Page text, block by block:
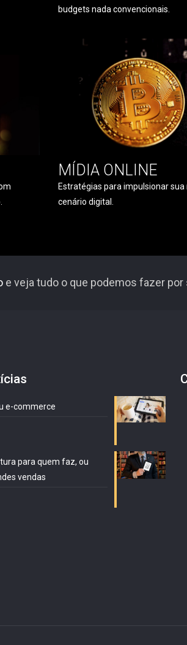
budgets nada convencionais.
MÍDIA ONLINE
Estratégias para impulsionar sua
cenário digital.
e veja tudo o que podemos fazer por
e-commerce
para quem faz, ou
vendas